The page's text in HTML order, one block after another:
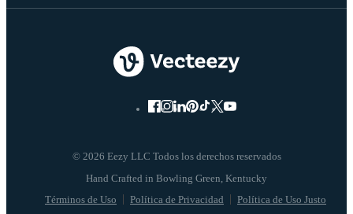
© 2026 Eezy LLC Todos los derechos reservados
Términos de Uso Política de Privacidad Política de Uso Justo